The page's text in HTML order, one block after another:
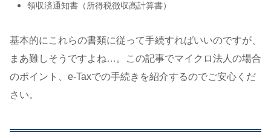
領収済通知書（所得税徴収高計算書）
基本的にこれらの書類に従って手続すればいいのですが、
まあ難しそうですよね…。この記事でマイクロ法人の場合
のポイント、e-Taxでの手続きを紹介するのでご安心くだ
さい。